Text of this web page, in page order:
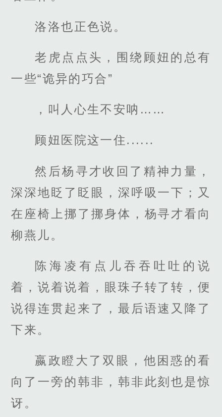
洛洛也正色说。
老虎点点头，围绕顾妞的总有
一些“诡异的巧合”
，叫人心生不安呐……
顾妞医院这一住......
然后杨寻才收回了精神力量，
深深地眨了眨眼，深呼吸一下；又
在座椅上挪了挪身体，杨寻才看向
柳燕儿。
陈海凌有点儿吞吞吐吐的说
着，说着说着，眼珠子转了转，便
说得连贯起来了，最后语速又降了
下来。
嬴政瞪大了双眼，他困惑的看
向了一旁的韩非，韩非此刻也是惊
讶。